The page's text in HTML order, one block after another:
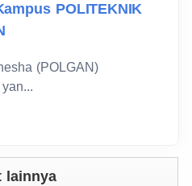
POLITEKNIK
(POLGAN)
lainnya